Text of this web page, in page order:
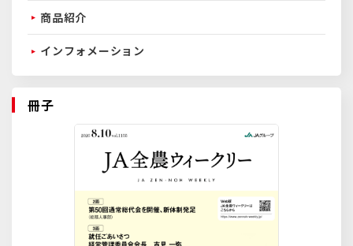
商品紹介
インフォメーション
冊子